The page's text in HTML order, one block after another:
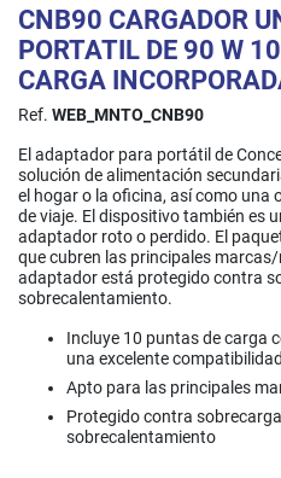
CNB90 CARGADOR
PORTATIL DE 90 W
CARGA
Ref. WEB_MNTO_CNB90
El adaptador para portátil de
solución de alimentación
el hogar o la oficina, así como una
de viaje. El dispositivo también es
adaptador roto o perdido. El
que cubren las principales
adaptador está protegido contra
sobrecalentamiento.
Incluye 10 puntas de carga
una excelente
Apto para las principales
Protegido contra
sobrecalentamiento